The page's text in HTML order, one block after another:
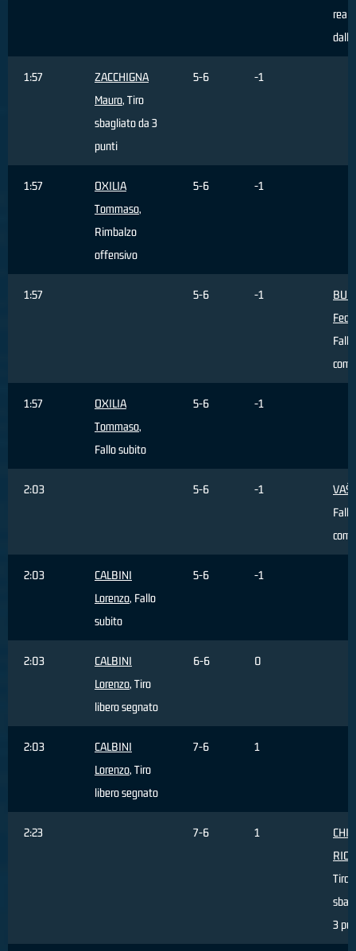
1:57
ZACCHIGNA
Mauro, Tiro
sbagliato da 3
punti
5-6 -1
1:57
OXILIA
Tommaso,
Rimbalzo
offensivo
5-6 -1
1:57 5-6 -1
Fallo
1:57
OXILIA
Tommaso,
Fallo subito
5-6 -1
2:03 5-6 -1
Fallo
2:03
CALBINI
Lorenzo, Fallo
subito
5-6 -1
2:03
CALBINI
Lorenzo, Tiro
libero segnato
6-6 0
2:03
CALBINI
Lorenzo, Tiro
libero segnato
7-6 1
2:23 7-6 1
Tiro
3